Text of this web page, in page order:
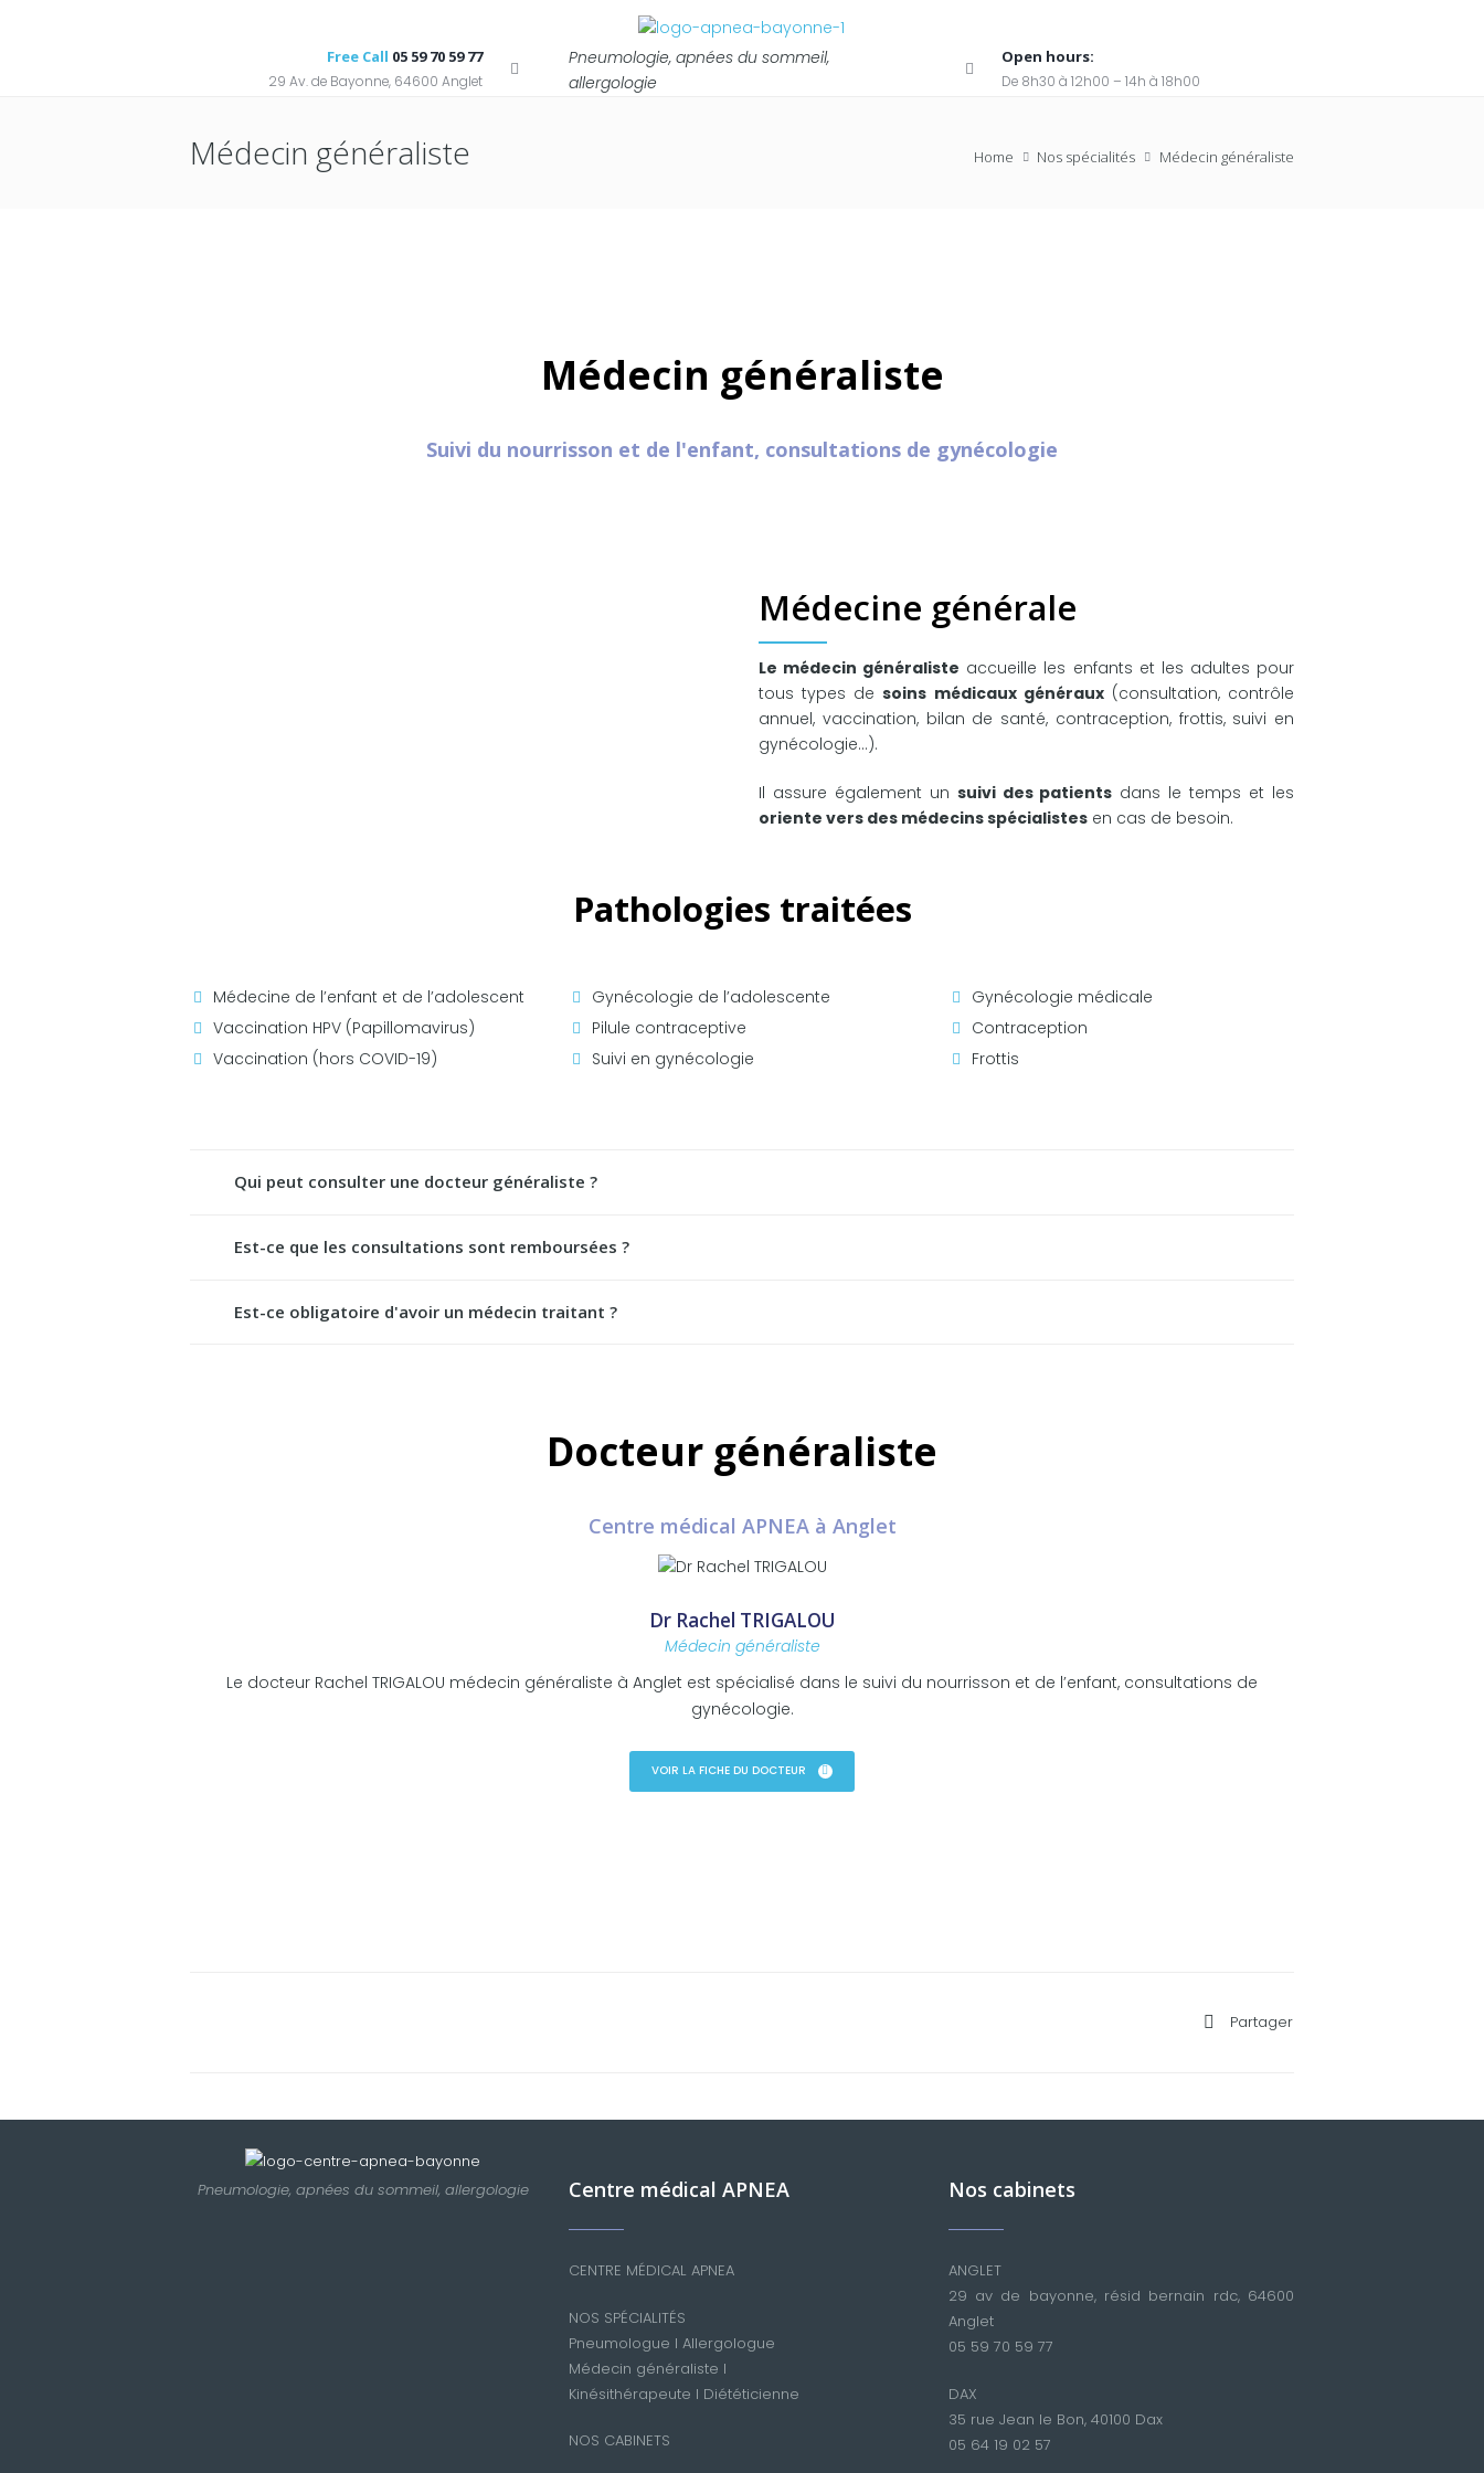
Free Call 05 59 70 59 77
29 Av. de Bayonne, 64600 Anglet
Pneumologie, apnées du sommeil,
allergologie
Open hours:
De 8h30 à 12h00 – 14h à 18h00
Médecin généraliste Home Nos spécialités Médecin généraliste
Médecin généraliste
Suivi du nourrisson et de l'enfant, consultations de gynécologie
Médecine générale
Le médecin généraliste accueille les enfants et les adultes pour
tous types desoins médicaux généraux(consultation, contrôle
annuel, vaccination, bilan de santé, contraception, frottis, suivi en
gynécologie…).
Il assure également un suivi des patients dans le temps et les
oriente vers des médecins spécialistes en cas de besoin.
Pathologies traitées
Médecine de l’enfant et de l’adolescent
Vaccination HPV (Papillomavirus)
Vaccination (hors COVID-19)
Gynécologie de l’adolescente
Pilule contraceptive
Suivi en gynécologie
Gynécologie médicale
Contraception
Frottis
Qui peut consulter une docteur généraliste ?
Est-ce que les consultations sont remboursées ?
Est-ce obligatoire d'avoir un médecin traitant ?
Docteur généraliste
Centre médical APNEA à Anglet
Dr Rachel TRIGALOU
Médecin généraliste
Le docteur Rachel TRIGALOU médecin généraliste à Anglet est spécialisé dans le suivi du nourrisson et de l’enfant, consultations de
gynécologie.
VOIR LA FICHE DU DOCTEUR
Partager
Pneumologie, apnées du sommeil, allergologie Centre médical APNEA
CENTRE MÉDICAL APNEA
NOS SPÉCIALITÉS
Pneumologue IAllergologue
Médecin généraliste I
Kinésithérapeute I Diététicienne
NOS CABINETS
Nos cabinets
ANGLET
29 av de bayonne, résid bernain rdc, 64600
Anglet
05 59 70 59 77
DAX
35 rue Jean le Bon, 40100 Dax
05 64 19 02 57